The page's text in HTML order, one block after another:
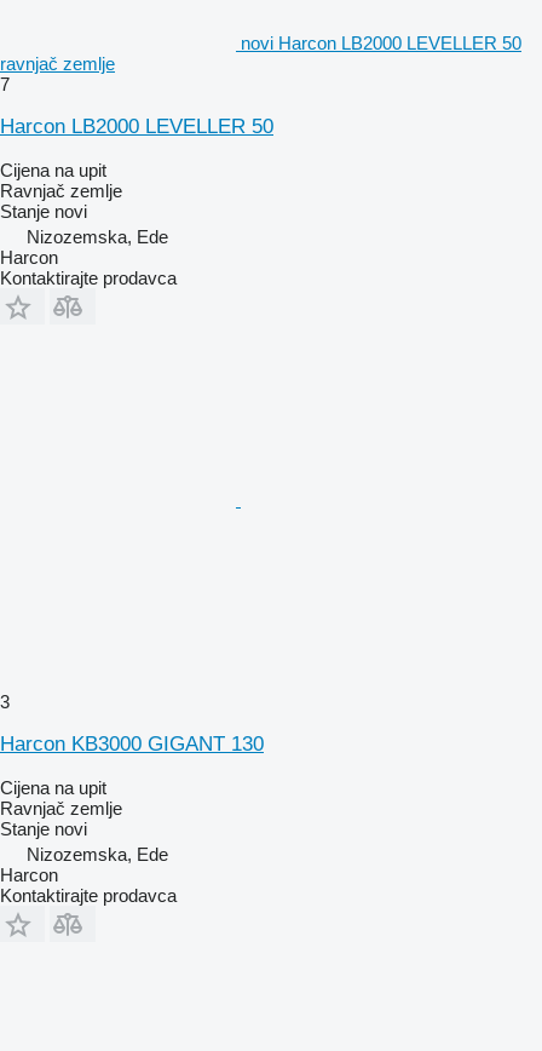
novi Harcon LB2000 LEVELLER 50
ravnjač zemlje
7
Harcon LB2000 LEVELLER 50
Cijena na upit
Ravnjač zemlje
Stanje novi
Nizozemska, Ede
Harcon
Kontaktirajte prodavca
3
Harcon KB3000 GIGANT 130
Cijena na upit
Ravnjač zemlje
Stanje novi
Nizozemska, Ede
Harcon
Kontaktirajte prodavca